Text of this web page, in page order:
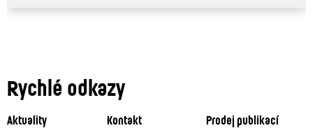
Rychlé odkazy
Aktuality Kontakt
Prodej publikací